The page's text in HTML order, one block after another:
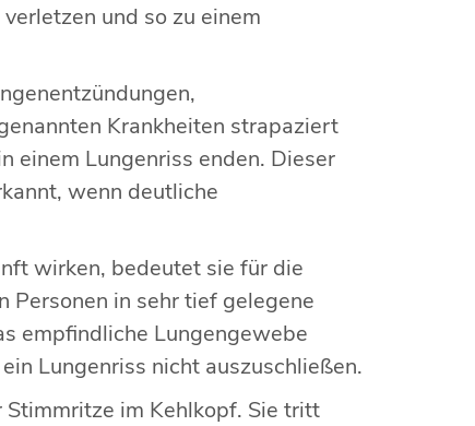
und so zu einem
Krankheiten strapaziert
einem Lungenriss enden. Dieser
wenn deutliche
wirken, bedeutet sie für die
Personen in sehr tief gelegene
empfindliche Lungengewebe
Lungenriss nicht auszuschließen.
im Kehlkopf. Sie tritt